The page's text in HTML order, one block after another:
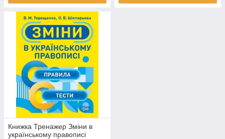
Книжка Тренажер Зміни в
українському правописі